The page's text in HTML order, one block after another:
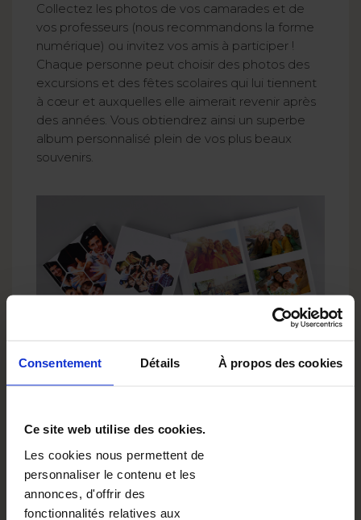
Consentement Détails À propos des cookies
Ce site web utilise des cookies.
Les cookies nous permettent de
personnaliser le contenu et les
annonces, d'offrir des
fonctionnalités relatives aux
Collectez les photos de vos camarades et de
vos professeurs (nous recommandons la forme
numérique) ou invitez vos amis à participer !
Chaque personne peut choisir des photos des
excursions et des fêtes scolaires qui lui tiennent
à cœur et auxquelles elle aimerait revenir après
des années. Vous obtiendrez ainsi un superbe
album personnalisé plein de vos plus beaux
souvenirs.
Et pourquoi ne pas
en demandant des
dédicaces à vos
camarades ?
Les livres photo scolaires sont généralement